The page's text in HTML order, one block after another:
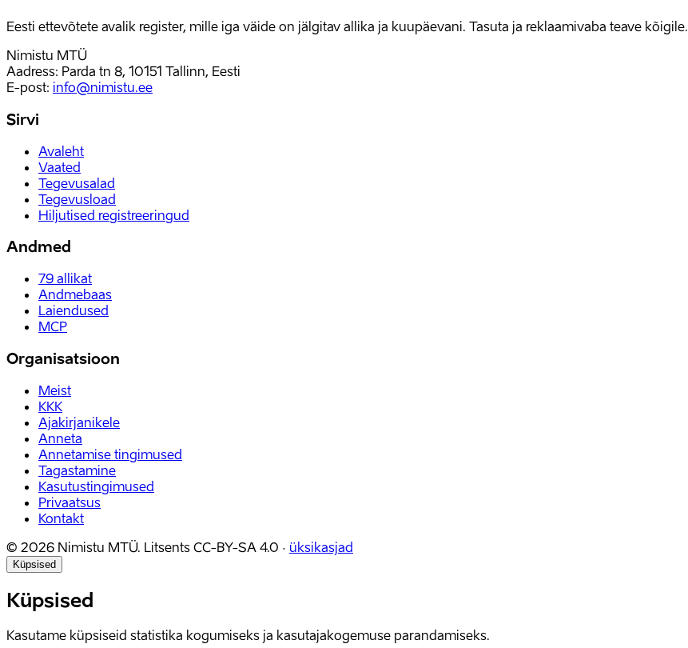
Eesti ettevõtete avalik register, mille iga väide on jälgitav allika ja kuupäevani. Tasuta ja reklaamivaba teave kõigile.
Nimistu MTÜ
Aadress: Parda tn 8, 10151 Tallinn, Eesti
E-post: info@nimistu.ee
Sirvi
Avaleht
Vaated
Tegevusalad
Tegevusload
Hiljutised registreeringud
Andmed
79 allikat
Andmebaas
Laiendused
MCP
Organisatsioon
Meist
KKK
Ajakirjanikele
Anneta
Annetamise tingimused
Tagastamine
Kasutustingimused
Privaatsus
Kontakt
© 2026 Nimistu MTÜ. Litsents CC-BY-SA 4.0 · üksikasjad
Küpsised
Küpsised
Kasutame küpsiseid statistika kogumiseks ja kasutajakogemuse parandamiseks.